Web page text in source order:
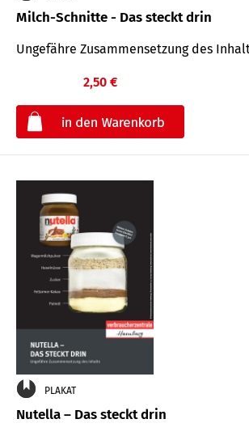
Milch-Schnitte - Das steckt drin
Ungefähre Zu­sammen­setzung des
2,50 €
PLAKAT
Nutella – Das steckt drin